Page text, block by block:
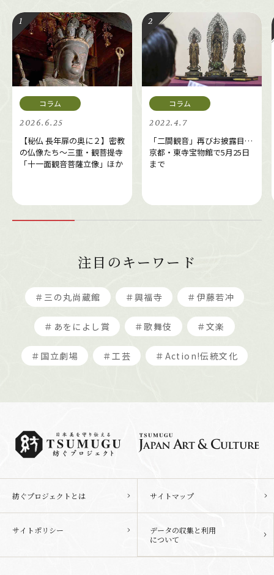
2026.6.25
【秘仏 長年扉の奥に２】密教
の仏像たち～三重・観菩提寺
「十一面観音菩薩立像」ほか
2022.4.7
「二間観音」再びお披露目…
京都・東寺宝物館で5月25日
まで
注目のキーワード
＃三の丸尚蔵館 ＃興福寺 ＃伊藤若冲
＃あをによし賞 ＃歌舞伎 ＃文楽
＃国立劇場 ＃工芸 ＃Action!伝統文化
紡ぐプロジェクトとは サイトマップ
サイトポリシー
データの収集と利用
について